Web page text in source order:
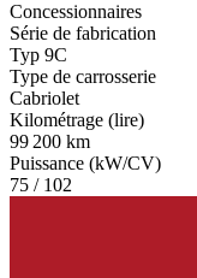
Concessionnaires
Série de fabrication
Typ 9C
Type de carrosserie
Cabriolet
Kilométrage (lire)
99 200 km
Puissance (kW/CV)
75 / 102